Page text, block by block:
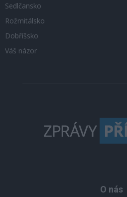
Sedlčansko
Rožmitálsko
Dobříšsko
Váš názor
O nás